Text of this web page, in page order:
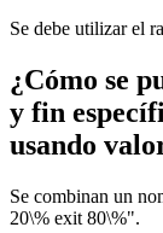
Se debe utilizar el
¿Cómo se
y fin
usando
Se combinan un
20\% exit 80\%".